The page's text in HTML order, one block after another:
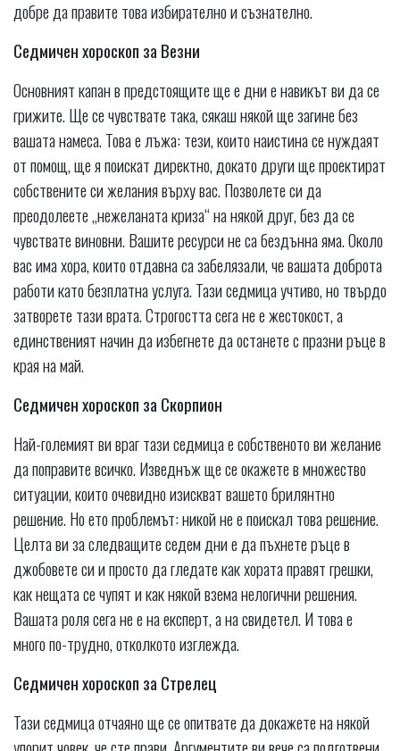
добре да правите това избирателно и съзнателно.
Седмичен хороскоп за Везни
Основният капан в предстоящите ще е дни е навикът ви да се
грижите. Ще се чувствате така, сякаш някой ще загине без
вашата намеса. Това е лъжа: тези, които наистина се нуждаят
от помощ, ще я поискат директно, докато други ще проектират
собствените си желания върху вас. Позволете си да
преодолеете „нежеланата криза“ на някой друг, без да се
чувствате виновни. Вашите ресурси не са бездънна яма. Около
вас има хора, които отдавна са забелязали, че вашата доброта
работи като безплатна услуга. Тази седмица учтиво, но твърдо
затворете тази врата. Строгостта сега не е жестокост, а
единственият начин да избегнете да останете с празни ръце в
края на май.
Седмичен хороскоп за Скорпион
Най-големият ви враг тази седмица е собственото ви желание
да поправите всичко. Изведнъж ще се окажете в множество
ситуации, които очевидно изискват вашето брилянтно
решение. Но ето проблемът: никой не е поискал това решение.
Целта ви за следващите седем дни е да пъхнете ръце в
джобовете си и просто да гледате как хората правят грешки,
как нещата се чупят и как някой взема нелогични решения.
Вашата роля сега не е на експерт, а на свидетел. И това е
много по-трудно, отколкото изглежда.
Седмичен хороскоп за Стрелец
Тази седмица отчаяно ще се опитвате да докажете на някой